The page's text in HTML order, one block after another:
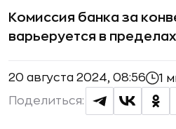
Комиссия банка за
варьеруется в
20 августа 2024, 08:56 1
Поделиться: